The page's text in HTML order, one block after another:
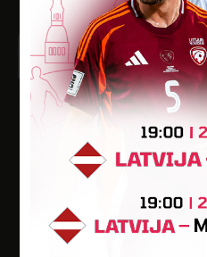
13 JŪN
2023
Latvijas U-14 meiteņu
kārta
SK
FK